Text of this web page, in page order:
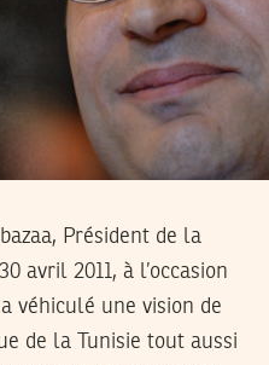
Président de la
avril 2011, à l’occasion
véhiculé une vision de
de la Tunisie tout aussi